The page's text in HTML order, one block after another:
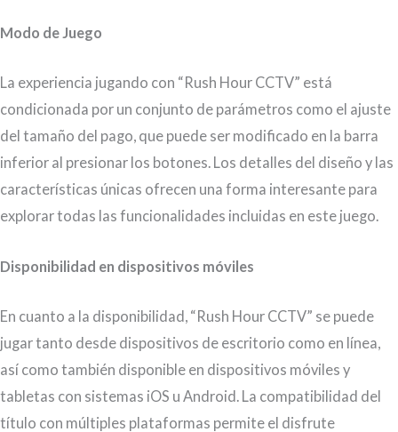
Modo de Juego
La experiencia jugando con “Rush Hour CCTV” está
condicionada por un conjunto de parámetros como el ajuste
del tamaño del pago, que puede ser modificado en la barra
inferior al presionar los botones. Los detalles del diseño y las
características únicas ofrecen una forma interesante para
explorar todas las funcionalidades incluidas en este juego.
Disponibilidad en dispositivos móviles
En cuanto a la disponibilidad, “Rush Hour CCTV” se puede
jugar tanto desde dispositivos de escritorio como en línea,
así como también disponible en dispositivos móviles y
tabletas con sistemas iOS u Android. La compatibilidad del
título con múltiples plataformas permite el disfrute